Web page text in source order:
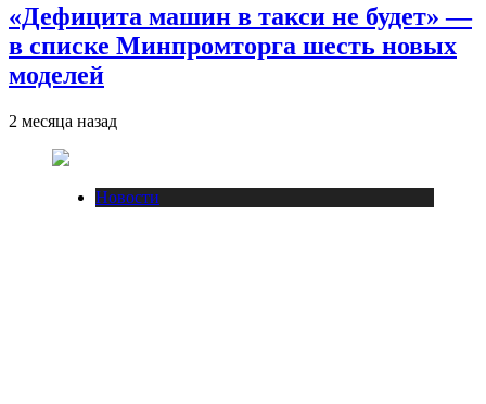
«Дефицита машин в такси не будет» —
в списке Минпромторга шесть новых
моделей
2 месяца назад
Новости